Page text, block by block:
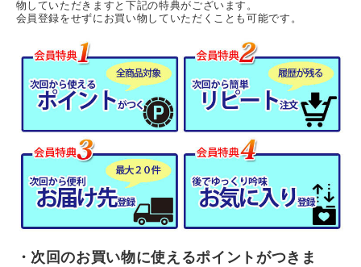
物していただきますと下記の特典がございます。
会員登録をせずにお買い物していただくことも可能です。
・次回のお買い物に使えるポイントがつきま